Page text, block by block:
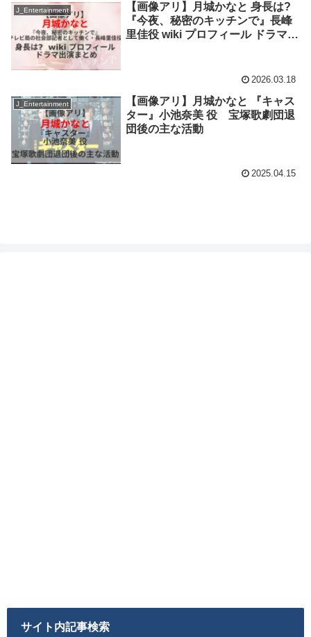
J_Entertainment
【画像アリ】月城かなと 身長は?
『今夜、秘密のキッチンで』長峰
里佳役 wiki プロフィール ドラマ出
2026.03.18
J_Entertainment
【画像アリ】月城かなと 『キャス
ター』小池奈美 役 宝塚歌劇団退
団後の主な活動
2025.04.15
サイト内記事検索